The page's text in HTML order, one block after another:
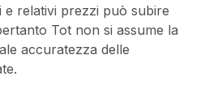
e relativi prezzi può subire
Tot non si assume la
accuratezza delle